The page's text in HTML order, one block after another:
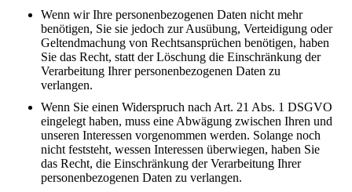
Wenn wir Ihre personenbezogenen Daten nicht mehr
benötigen, Sie sie jedoch zur Ausübung, Verteidigung oder
Geltendmachung von Rechtsansprüchen benötigen, haben
Sie das Recht, statt der Löschung die Einschränkung der
Verarbeitung Ihrer personenbezogenen Daten zu
verlangen.
Wenn Sie einen Widerspruch nach Art. 21 Abs. 1 DSGVO
eingelegt haben, muss eine Abwägung zwischen Ihren und
unseren Interessen vorgenommen werden. Solange noch
nicht feststeht, wessen Interessen überwiegen, haben Sie
das Recht, die Einschränkung der Verarbeitung Ihrer
personenbezogenen Daten zu verlangen.